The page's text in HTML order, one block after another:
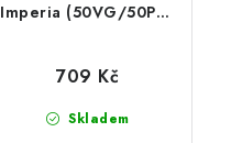
Imperia (50VG/50PG)
Skladem
709 Kč